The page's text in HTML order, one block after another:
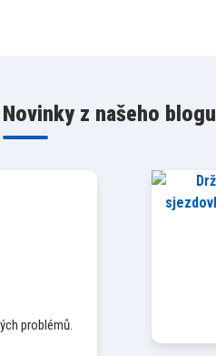
Novinky z našeho blogu
problémů.